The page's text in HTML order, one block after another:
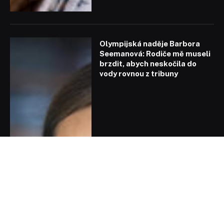
Olympijská naděje Barbora
Seemanová: Rodiče mě museli
brzdit, abych neskočila do
vody rovnou z tribuny